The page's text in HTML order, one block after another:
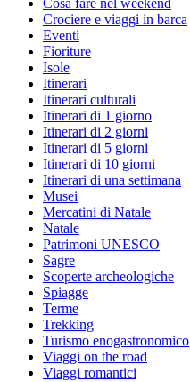
Cosa fare nel weekend
Crociere e viaggi in barca
Eventi
Fioriture
Isole
Itinerari
Itinerari culturali
Itinerari di 1 giorno
Itinerari di 2 giorni
Itinerari di 5 giorni
Itinerari di 10 giorni
Itinerari di una settimana
Musei
Mercatini di Natale
Natale
Patrimoni UNESCO
Sagre
Scoperte archeologiche
Spiagge
Terme
Trekking
Turismo enogastronomico
Viaggi on the road
Viaggi romantici